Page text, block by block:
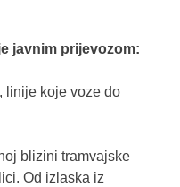
javnim prijevozom:
linije koje voze do
blizini tramvajske
Od izlaska iz